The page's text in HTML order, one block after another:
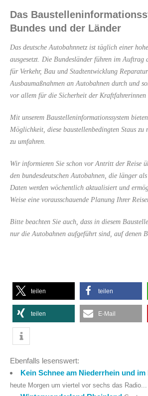
Das
Bundes und der Länder
Das deutsche Autobahnnetz ist täglich einer
ausgesetzt. Die Bundesländer führen im Auftrag
für Verkehr, Bau und Stadtentwicklung
Ausbaumaßnahmen an Autobahnen durch und
vor allem für die Sicherheit der Kraftfahrerinnen
Mit unserem Baustelleninformationssystem
Möglichkeit, diese baustellenbedingten Staus zu
zu umfahren.
Wir informieren Sie schon vor Antritt der Reise
den bundesdeutschen Autobahnen, die länger
Daten werden wöchentlich aktualisiert und
Weise eine vorausschauende Planung Ihrer
Bitte beachten Sie auch, dass in diesem
nur die Autobahnen aufgeführt sind, auf denen
teilen teilen
teilen E-Mail
Ebenfalls lesenswert:
Kein Schnee am Niederrhein und im
heute Morgen um viertel vor sechs das Radio...